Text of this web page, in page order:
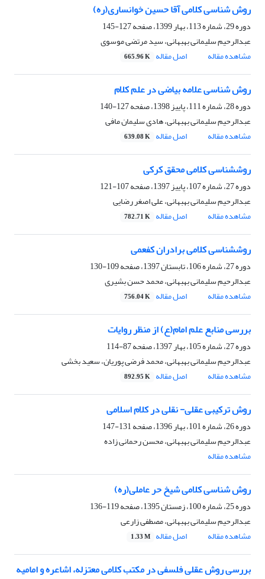
روش شناسی کلامی آقا حسین خوانساری(ره)
دوره 29، شماره 113، بهار 1399، صفحه
127-145
عبدالرحیم سلیمانی بهبهانی، سید مرتضی موسوی
مشاهده مقاله
اصل مقاله 665.96 K
روش شناسی علامه بیاضی در علم کلام
دوره 28، شماره 111، پاییز 1398، صفحه
127-140
عبدالرحیم سلیمانی بهبهانی، هادی سلیمان مافی
مشاهده مقاله
اصل مقاله 639.08 K
روش‎شناسی کلامی محقق کرکی
دوره 27، شماره 107، پاییز 1397، صفحه
107-121
عبدالرحیم سلیمانی بهبهانی، علی اصغر رضایی
مشاهده مقاله
اصل مقاله 782.71 K
روش‎شناسی کلامی برادران کفعمی
دوره 27، شماره 106، تابستان 1397، صفحه
109-130
عبدالرحیم سلیمانی بهبهانی، محمد حسن بشیری
مشاهده مقاله
اصل مقاله 756.04 K
بررسی منابع علم امام(ع) از منظر روایات
دوره 27، شماره 105، بهار 1397، صفحه
87-114
عبدالرحیم سلیمانی بهبهانی، محمد فرضی پوریان، سعید بخشی
مشاهده مقاله
اصل مقاله 892.95 K
روش ترکیبی عقلی- نقلی در کلام اسلامی
دوره 26، شماره 101، بهار 1396، صفحه
131-147
عبدالرحیم سلیمانی بهبهانی، محسن رحمانی زاده
مشاهده مقاله
روش شناسی کلامی شیخ حر عاملی(ره)
دوره 25، شماره 100، زمستان 1395، صفحه
119-136
عبدالرحیم سلیمانی بهبهانی، مصطفی زارعی
مشاهده مقاله
اصل مقاله 1.33 M
بررسی روش عقلی فلسفی در مکتب کلامی معتزله، اشاعره و امامیه